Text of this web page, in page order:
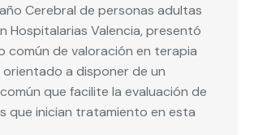
Cerebral de personas adultas
Hospitalarias Valencia, presentó
común de valoración en terapia
a disponer de un
que facilite la evaluación de
que inician tratamiento en esta